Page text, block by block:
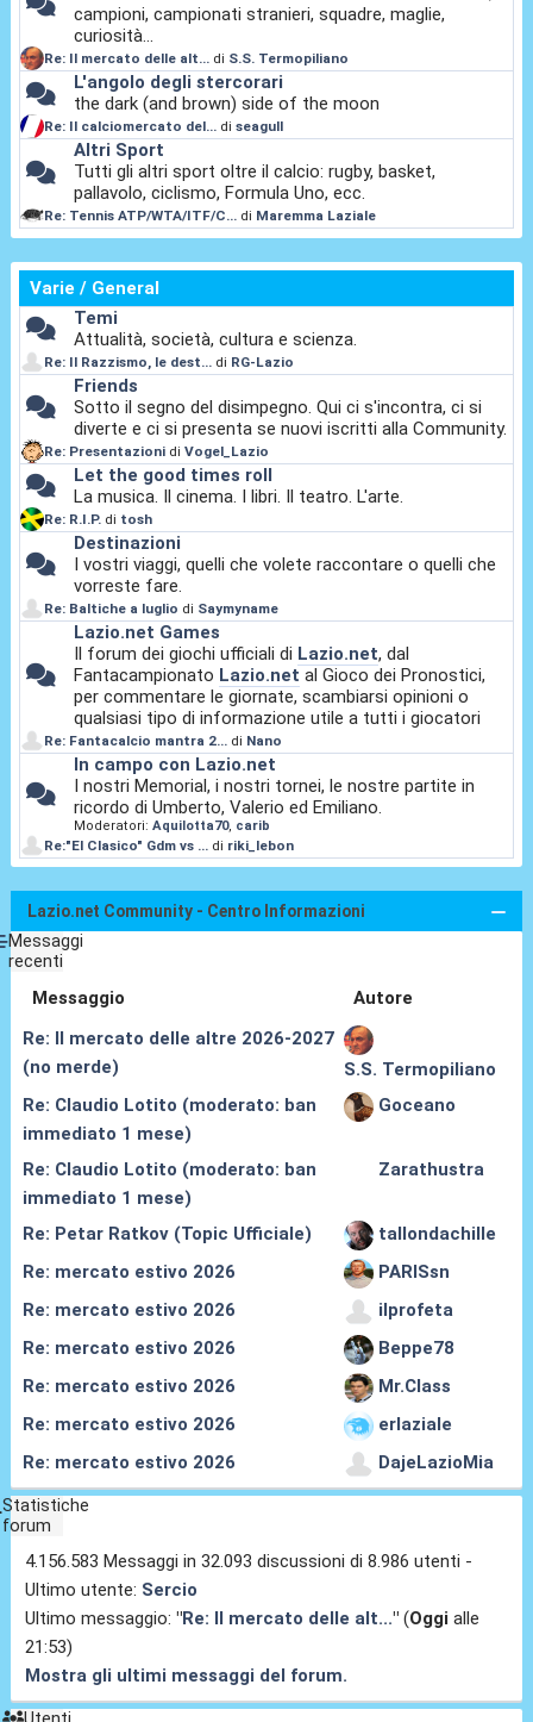
campioni, campionati stranieri, squadre, maglie,
curiosità...
Re: Il mercato delle alt... di S.S. Termopiliano
L'angolo degli stercorari
the dark (and brown) side of the moon
Re: Il calciomercato del... diseagull
Altri Sport
Tutti gli altri sport oltre il calcio: rugby, basket,
pallavolo, ciclismo, Formula Uno, ecc.
Re: Tennis ATP/WTA/ITF/C... di Maremma Laziale
Varie / General
Temi
Attualità, società, cultura e scienza.
Re: Il Razzismo, le dest... di RG-Lazio
Friends
Sotto il segno del disimpegno. Qui ci s'incontra, ci si
diverte e ci si presenta se nuovi iscritti alla Community.
Re: Presentazioni diVogel_Lazio
Let the good times roll
La musica. Il cinema. I libri. Il teatro. L'arte.
Re: R.I.P. di tosh
Destinazioni
I vostri viaggi, quelli che volete raccontare o quelli che
vorreste fare.
Re: Baltiche a luglio di Saymyname
Lazio.net Games
Il forum dei giochi ufficiali di Lazio.net, dal
Fantacampionato Lazio.net al Gioco dei Pronostici,
per commentare le giornate, scambiarsi opinioni o
qualsiasi tipo di informazione utile a tutti i giocatori
Re: Fantacalcio mantra 2... di Nano
In campo con Lazio.net
I nostri Memorial, i nostri tornei, le nostre partite in
ricordo di Umberto, Valerio ed Emiliano.
Moderatori:Aquilotta70, carib
Re:"El Clasico" Gdm vs ... di riki_lebon
Lazio.net Community - Centro Informazioni
Messaggi
recenti
Messaggio
Autore
Re: Il mercato delle altre 2026-2027
(no merde)
S.S. Termopiliano
Re: Claudio Lotito (moderato: ban
immediato 1 mese)
Goceano
Re: Claudio Lotito (moderato: ban
immediato 1 mese)
Zarathustra
Re: Petar Ratkov (Topic Ufficiale)
tallondachille
Re: mercato estivo 2026
PARISsn
Re: mercato estivo 2026
ilprofeta
Re: mercato estivo 2026
Beppe78
Re: mercato estivo 2026
Mr.Class
Re: mercato estivo 2026
erlaziale
Re: mercato estivo 2026
DajeLazioMia
Statistiche
forum
4.156.583 Messaggi in 32.093 discussioni di 8.986 utenti -
Ultimo utente: Sercio
Ultimo messaggio:"Re: Il mercato delle alt..." (Oggi alle
21:53)
Mostra gli ultimi messaggi del forum.